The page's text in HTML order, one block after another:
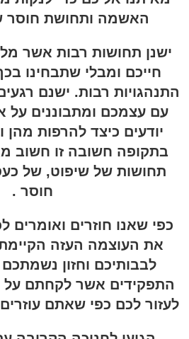
האשמה ותחושת חוסר
ישנן תחושות רבות אשר
חייכם ומבלי שתבחינו
התנהגויות רבות. ישנם
עם עצמכם ומתבוננים על
יודעים כיצד להרפות
בתקופה חשובה זו חשוב
תחושות של שיפוט, של
חוסר .
כפי שאנו חוזרים ואומרים
את העוצמה העזה
לבבותיכם וחזון נשמתכם
התפקידים אשר לקחתם על
לעזור לכם כפי שאתם